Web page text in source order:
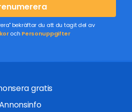
bekräftar du att du tagit del av
och Personuppgifter
gratis